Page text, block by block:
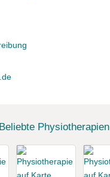
Beliebte Physiotherapien